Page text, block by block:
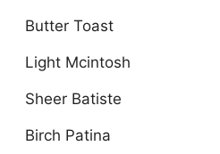
Butter Toast
Light Mcintosh
Sheer Batiste
Birch Patina